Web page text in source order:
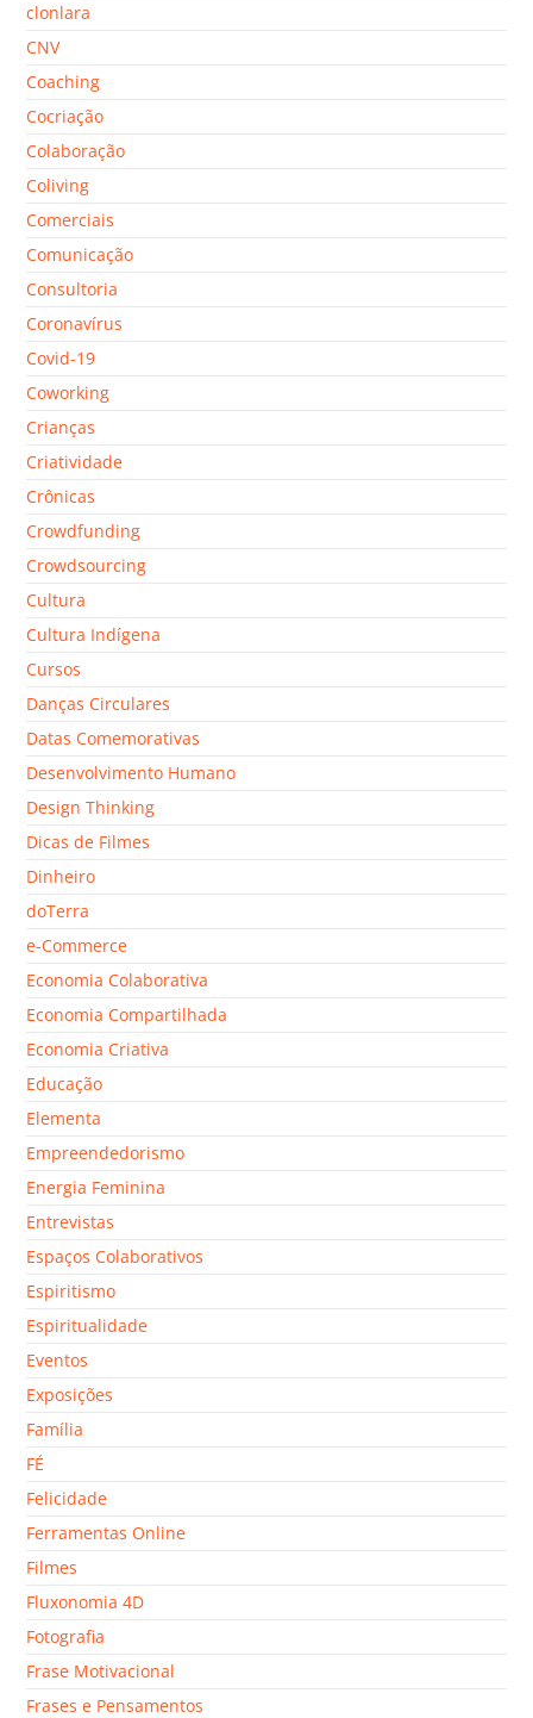
clonlara
CNV
Coaching
Cocriação
Colaboração
Coliving
Comerciais
Comunicação
Consultoria
Coronavírus
Covid-19
Coworking
Crianças
Criatividade
Crônicas
Crowdfunding
Crowdsourcing
Cultura
Cultura Indígena
Cursos
Danças Circulares
Datas Comemorativas
Desenvolvimento Humano
Design Thinking
Dicas de Filmes
Dinheiro
doTerra
e-Commerce
Economia Colaborativa
Economia Compartilhada
Economia Criativa
Educação
Elementa
Empreendedorismo
Energia Feminina
Entrevistas
Espaços Colaborativos
Espiritismo
Espiritualidade
Eventos
Exposições
Família
FÉ
Felicidade
Ferramentas Online
Filmes
Fluxonomia 4D
Fotografia
Frase Motivacional
Frases e Pensamentos